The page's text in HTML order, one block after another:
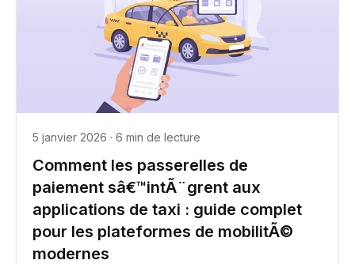
5 janvier 2026 · 6 min de lecture
Comment les passerelles de
paiement sâ€™intÃ¨grent aux
applications de taxi : guide complet
pour les plateformes de mobilitÃ©
modernes